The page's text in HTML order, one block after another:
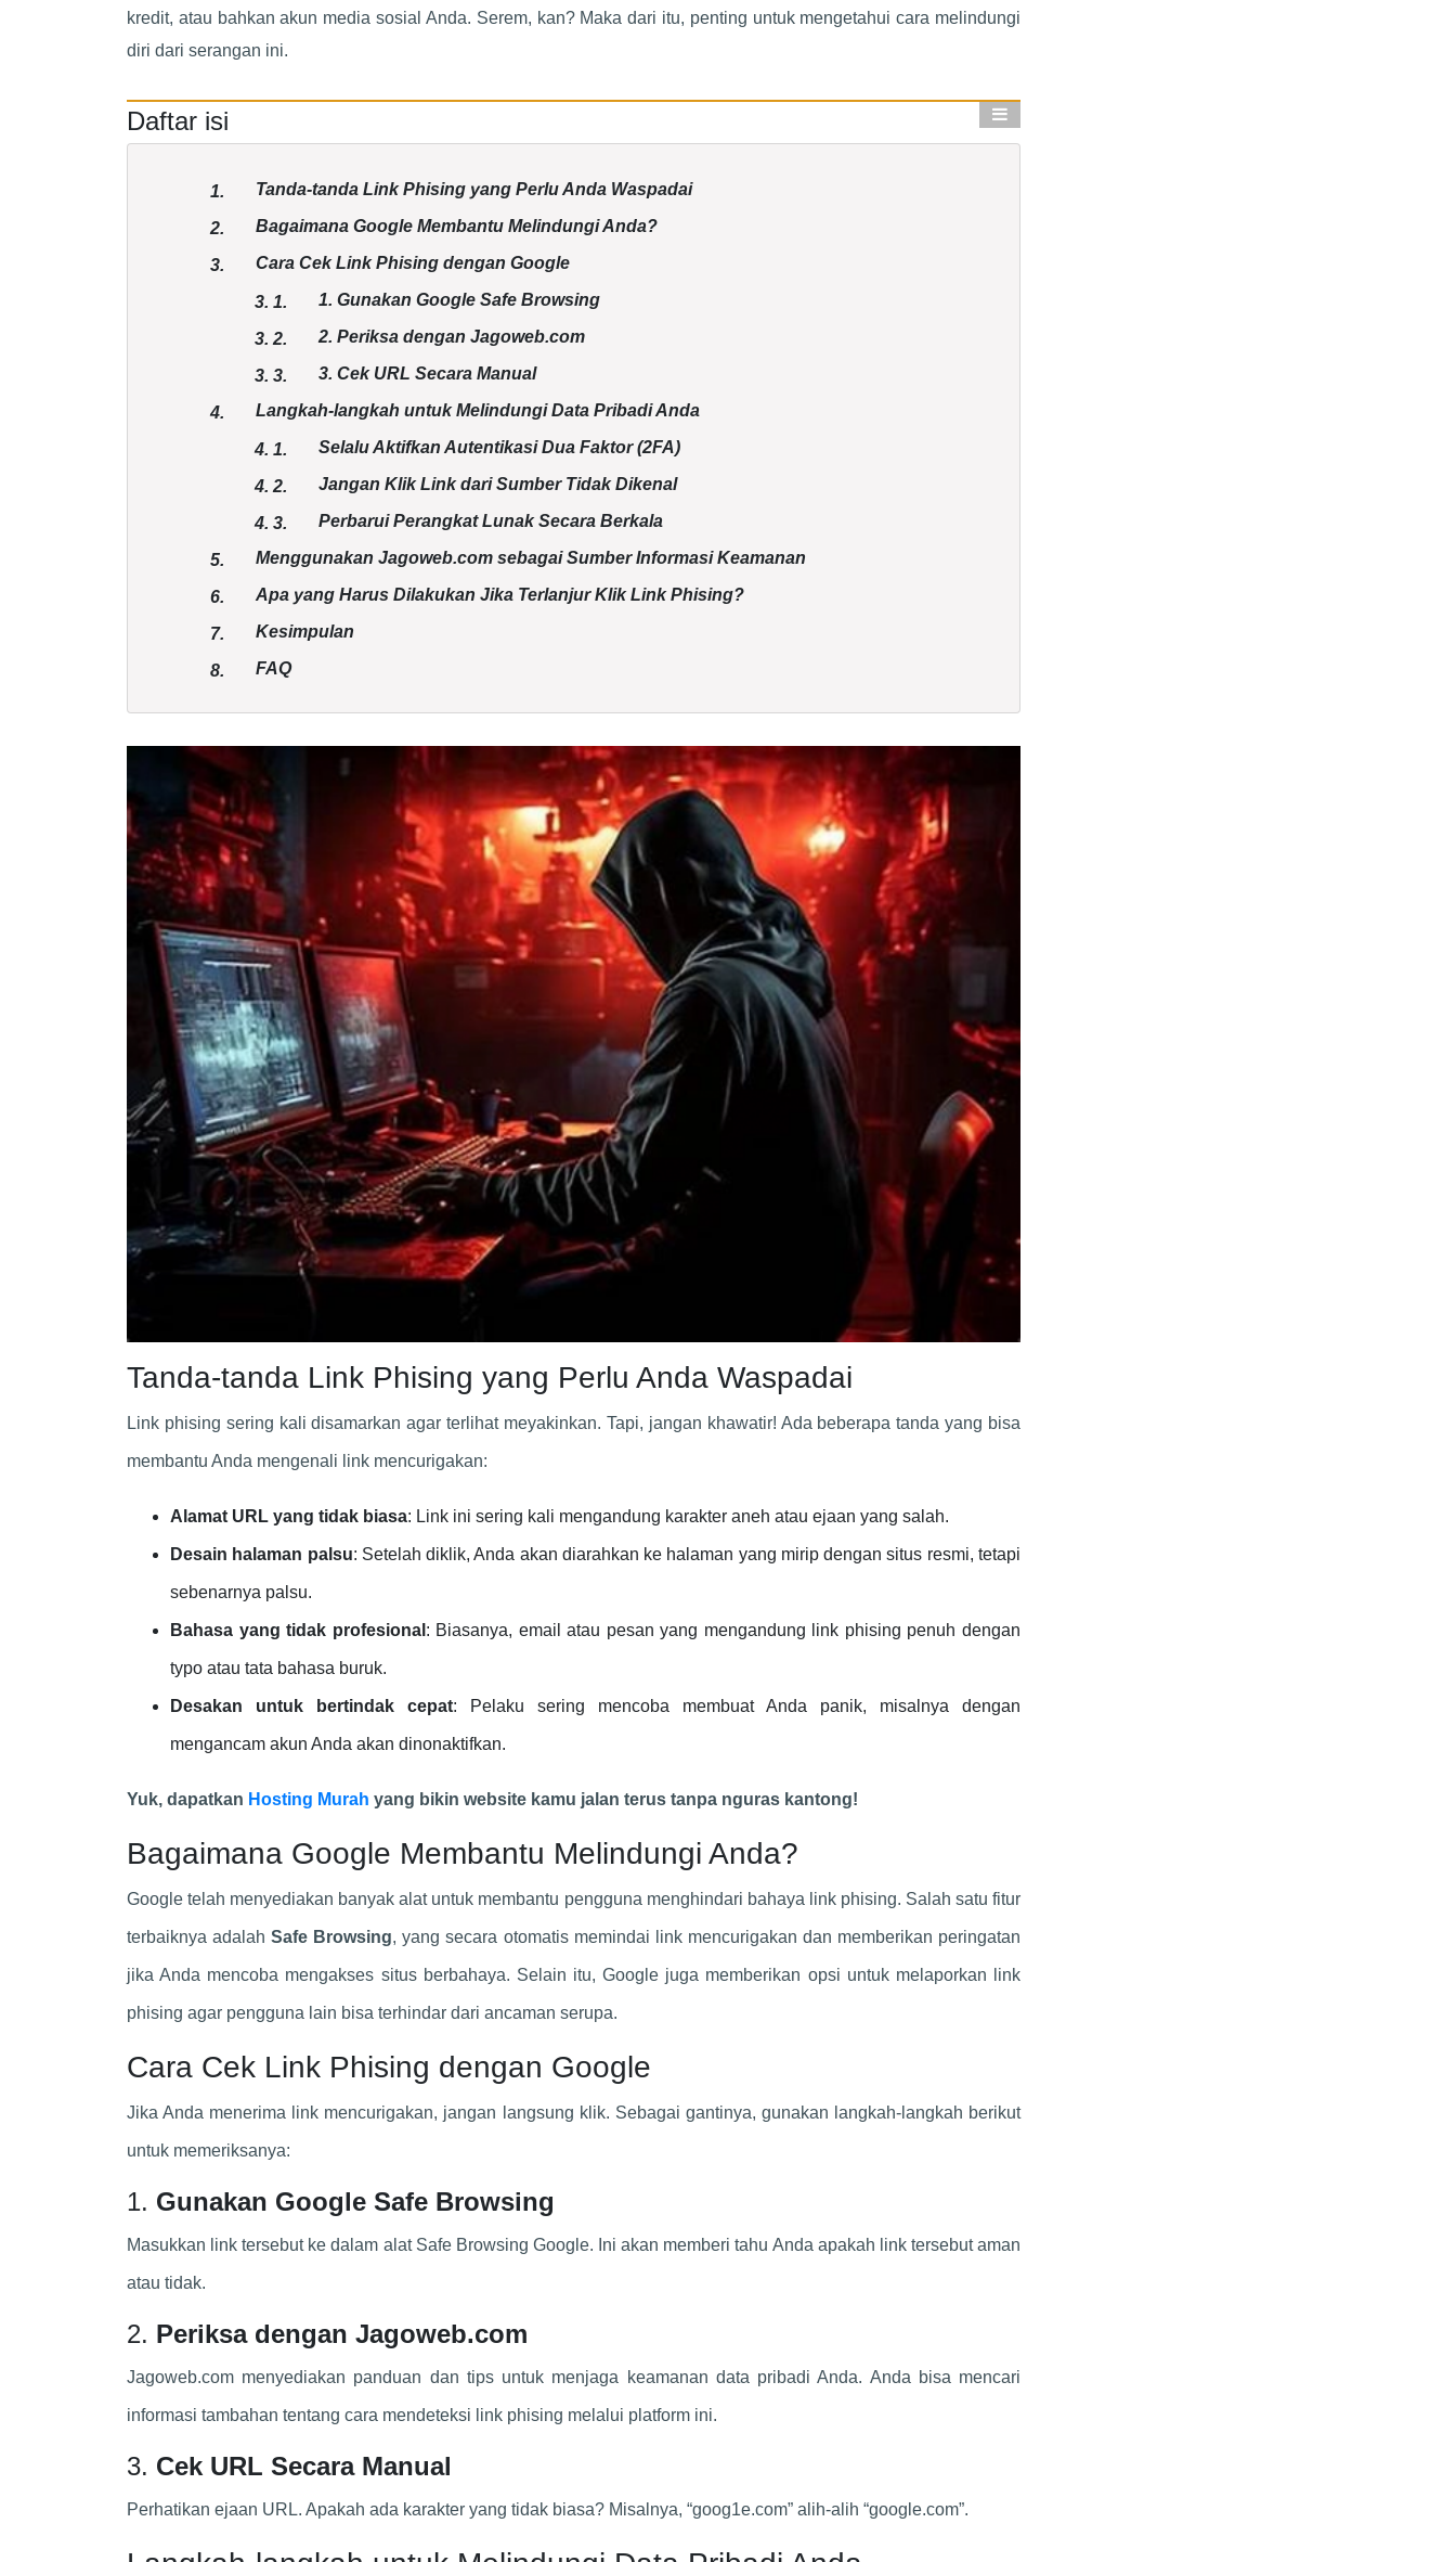
kredit, atau bahkan akun media sosial Anda. Serem, kan? Maka dari itu, penting untuk mengetahui cara melindungi
diri dari serangan ini.
Daftar isi
1. Tanda-tanda Link Phising yang Perlu Anda Waspadai
2. Bagaimana Google Membantu Melindungi Anda?
3. Cara Cek Link Phising dengan Google
3. 1. 1. Gunakan Google Safe Browsing
3. 2. 2. Periksa dengan Jagoweb.com
3. 3. 3. Cek URL Secara Manual
4. Langkah-langkah untuk Melindungi Data Pribadi Anda
4. 1. Selalu Aktifkan Autentikasi Dua Faktor (2FA)
4. 2. Jangan Klik Link dari Sumber Tidak Dikenal
4. 3. Perbarui Perangkat Lunak Secara Berkala
5. Menggunakan Jagoweb.com sebagai Sumber Informasi Keamanan
6. Apa yang Harus Dilakukan Jika Terlanjur Klik Link Phising?
7. Kesimpulan
8. FAQ
Tanda-tanda Link Phising yang Perlu Anda Waspadai
Link phising sering kali disamarkan agar terlihat meyakinkan. Tapi, jangan khawatir! Ada beberapa tanda yang bisa
membantu Anda mengenali link mencurigakan:
Alamat URL yang tidak biasa: Link ini sering kali mengandung karakter aneh atau ejaan yang salah.
Desain halaman palsu: Setelah diklik, Anda akan diarahkan ke halaman yang mirip dengan situs resmi, tetapi
sebenarnya palsu.
Bahasa yang tidak profesional : Biasanya, email atau pesan yang mengandung link phising penuh dengan
typo atau tata bahasa buruk.
Desakan untuk bertindak cepat: Pelaku sering mencoba membuat Anda panik, misalnya dengan
mengancam akun Anda akan dinonaktifkan.
Yuk, dapatkan Hosting Murah yang bikin website kamu jalan terus tanpa nguras kantong!
Bagaimana Google Membantu Melindungi Anda?
Google telah menyediakan banyak alat untuk membantu pengguna menghindari bahaya link phising. Salah satu fitur
terbaiknya adalahSafe Browsing, yang secara otomatis memindai link mencurigakan dan memberikan peringatan
jika Anda mencoba mengakses situs berbahaya. Selain itu, Google juga memberikan opsi untuk melaporkan link
phising agar pengguna lain bisa terhindar dari ancaman serupa.
Cara Cek Link Phising dengan Google
Jika Anda menerima link mencurigakan, jangan langsung klik. Sebagai gantinya, gunakan langkah-langkah berikut
untuk memeriksanya:
1. Gunakan Google Safe Browsing
Masukkan link tersebut ke dalam alat Safe Browsing Google. Ini akan memberi tahu Anda apakah link tersebut aman
atau tidak.
2. Periksa dengan Jagoweb.com
Jagoweb.com menyediakan panduan dan tips untuk menjaga keamanan data pribadi Anda. Anda bisa mencari
informasi tambahan tentang cara mendeteksi link phising melalui platform ini.
3. Cek URL Secara Manual
Perhatikan ejaan URL. Apakah ada karakter yang tidak biasa? Misalnya, “goog1e.com” alih-alih “google.com”.